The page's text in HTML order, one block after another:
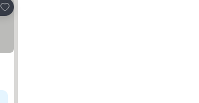
Lisää suosikkeihin